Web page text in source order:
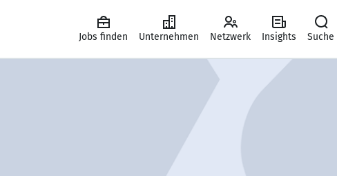
Jobs finden Unternehmen Netzwerk Insights Suche